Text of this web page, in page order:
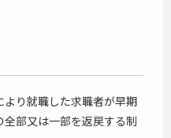
り就職した求職者が早期
部又は一部を返戻する制